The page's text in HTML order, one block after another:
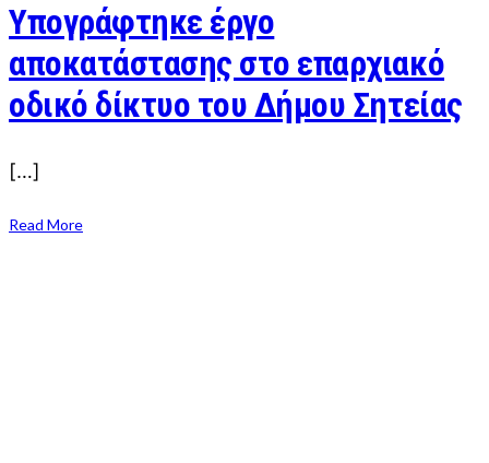
Υπογράφτηκε έργο
αποκατάστασης στο επαρχιακό
οδικό δίκτυο του Δήμου Σητείας
[…]
Read More